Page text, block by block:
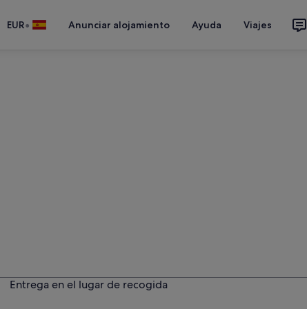
EUR• Anunciar alojamiento Ayuda Viajes
Entrega en el lugar de recogida